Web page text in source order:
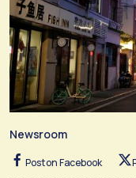
Newsroom
Post on Facebook